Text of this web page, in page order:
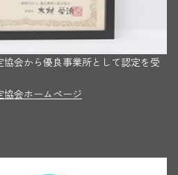
会から優良事業所として認定を受
会ホームページ